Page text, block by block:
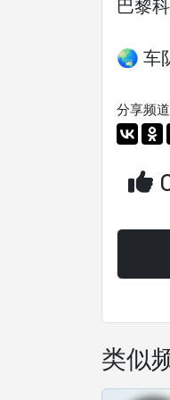
巴黎
🌏 车
分享频道
类似